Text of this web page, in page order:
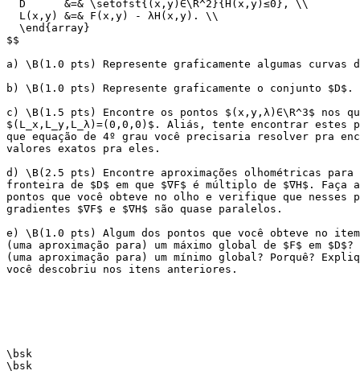
  D      &=& \setofst{(x,y)∈\R^2}{H(x,y)≤0}, \\
  L(x,y) &=& F(x,y) - λH(x,y). \\
  \end{array}
$$
a) \B(1.0 pts) Represente graficamente algumas
b) \B(1.0 pts) Represente graficamente o conjunto $D$.
c) \B(1.5 pts) Encontre os pontos $(x,y,λ)∈\R^3$ nos
$(L_x,L_y,L_λ)=(0,0,0)$. Aliás, tente encontrar estes
que equação de 4º grau você precisaria resolver pra
valores exatos pra eles.
d) \B(2.5 pts) Encontre aproximações olhométricas para
fronteira de $D$ em que $∇F$ é múltiplo de $∇H$. Faça
pontos que você obteve no olho e verifique que nesses
gradientes $∇F$ e $∇H$ são quase paralelos.
e) \B(1.0 pts) Algum dos pontos que você obteve no
(uma aproximação para) um máximo global de $F$ em
(uma aproximação para) um mínimo global? Porquê?
você descobriu nos itens anteriores.
\bsk
\bsk